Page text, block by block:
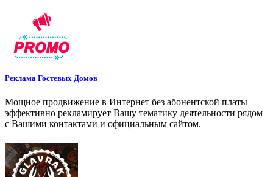
Реклама Гостевых Домов
Мощное продвижение в Интернет без абонентской платы
эффективно рекламирует Вашу тематику деятельности рядом
с Вашими контактами и официальным сайтом.